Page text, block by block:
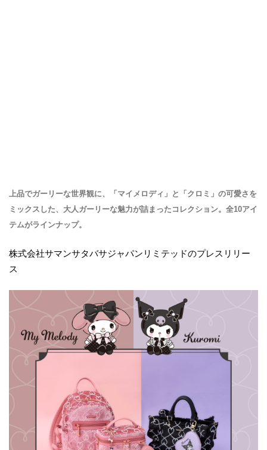
上品でガーリーな世界観に、「マイメロディ」と「クロミ」の可愛さを
ミックスした、大人ガーリーな魅力が詰まったコレクション。全10アイ
テムがラインナップ。
株式会社サマンサタバサジャパンリミテッドのプレスリリー
ス